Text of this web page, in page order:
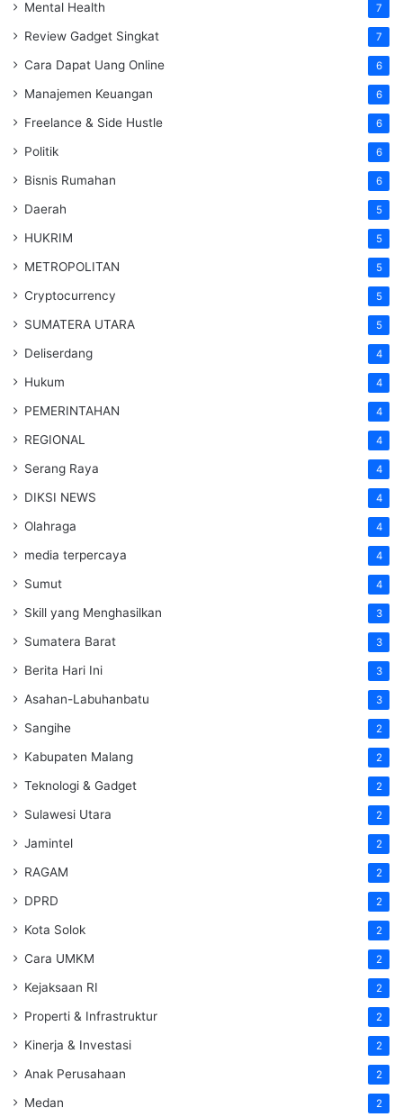
Mental Health 7
Review Gadget Singkat 7
Cara Dapat Uang Online 6
Manajemen Keuangan 6
Freelance & Side Hustle 6
Politik 6
Bisnis Rumahan 6
Daerah 5
HUKRIM 5
METROPOLITAN 5
Cryptocurrency 5
SUMATERA UTARA 5
Deliserdang 4
Hukum 4
PEMERINTAHAN 4
REGIONAL 4
Serang Raya 4
DIKSI NEWS 4
Olahraga 4
media terpercaya 4
Sumut 4
Skill yang Menghasilkan 3
Sumatera Barat 3
Berita Hari Ini 3
Asahan-Labuhanbatu 3
Sangihe 2
Kabupaten Malang 2
Teknologi & Gadget 2
Sulawesi Utara 2
Jamintel 2
RAGAM 2
DPRD 2
Kota Solok 2
Cara UMKM 2
Kejaksaan RI 2
Properti & Infrastruktur 2
Kinerja & Investasi 2
Anak Perusahaan 2
Medan 2